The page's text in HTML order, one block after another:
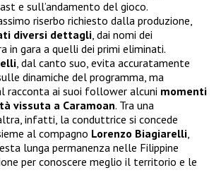
e sull’andamento del gioco.
riserbo richiesto dalla produzione,
diversi dettagli, dai nomi dei
in gara a quelli dei primi eliminati.
, dal canto suo, evita accuratamente
dinamiche del programma, ma
racconta ai suoi follower alcuni momenti
vissuta a Caramoan. Tra una
infatti, la conduttrice si concede
al compagno Lorenzo Biagiarelli,
lunga permanenza nelle Filippine
per conoscere meglio il territorio e le